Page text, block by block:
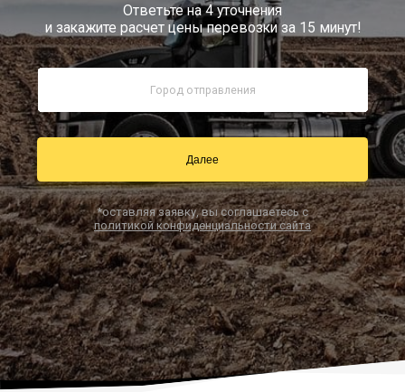
8 (800) 505-40-85
Звонок по России бесплатно
sale@simtruck-negabarit.ru
Заказать звонок
Ответьте на 4 уточнения
и закажите расчет цены перевозки за 15 минут!
Далее
*оставляя заявку, вы соглашаетесь с
политикой конфиденциальности сайта